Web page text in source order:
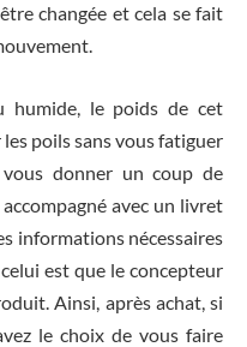
changée et cela se fait
humide, le poids de cet
poils sans vous fatiguer
donner un coup de
avec un livret
informations nécessaires
celui est que le concepteur
Ainsi, après achat, si
le choix de vous faire